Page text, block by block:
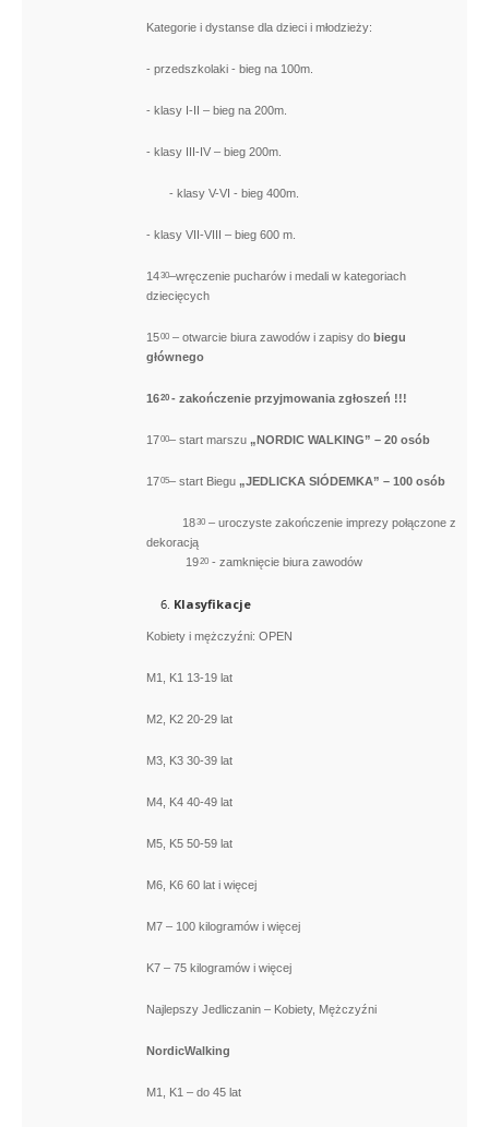
Kategorie i dystanse dla dzieci i młodzieży:
- przedszkolaki - bieg na 100m.
- klasy I-II – bieg na 200m.
- klasy III-IV – bieg 200m.
- klasy V-VI - bieg 400m.
- klasy VII-VIII – bieg 600 m.
1430–wręczenie pucharów i medali w kategoriach
dziecięcych
1500 – otwarcie biura zawodów i zapisy do biegu
głównego
1620 - zakończenie przyjmowania zgłoszeń !!!
1700– start marszu „NORDIC WALKING” – 20 osób
1705– start Biegu „JEDLICKA SIÓDEMKA” – 100 osób
1830 – uroczyste zakończenie imprezy połączone z
dekoracją
1920 - zamknięcie biura zawodów
Klasyfikacje
Kobiety i mężczyźni: OPEN
M1, K1 13-19 lat
M2, K2 20-29 lat
M3, K3 30-39 lat
M4, K4 40-49 lat
M5, K5 50-59 lat
M6, K6 60 lat i więcej
M7 – 100 kilogramów i więcej
K7 – 75 kilogramów i więcej
Najlepszy Jedliczanin – Kobiety, Mężczyźni
NordicWalking
M1, K1 – do 45 lat